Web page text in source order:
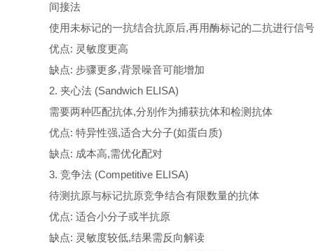
间接法
使用未标记的一抗结合抗原后,再用酶标记的二抗进行信
优点: 灵敏度更高
缺点: 步骤更多,背景噪音可能增加
2. 夹心法 (Sandwich ELISA)
需要两种匹配抗体,分别作为捕获抗体和检测抗体
优点: 特异性强,适合大分子(如蛋白质)
缺点: 成本高,需优化配对
3. 竞争法 (Competitive ELISA)
待测抗原与标记抗原竞争结合有限数量的抗体
优点: 适合小分子或半抗原
缺点: 灵敏度较低,结果需反向解读